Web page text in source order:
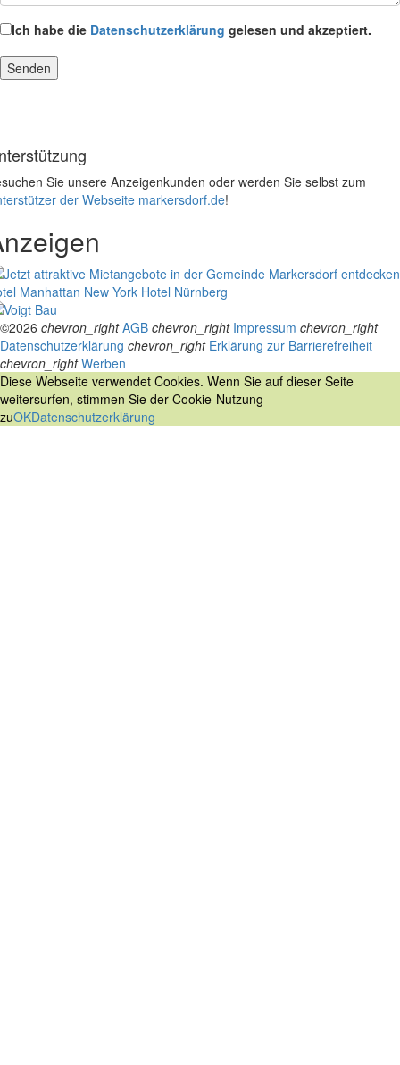
Ich habe die Datenschutzerklärung gelesen und akzeptiert.
Sie unsere Anzeigenkunden oder werden Sie selbst zum
der Webseite markersdorf.de!
Manhattan New York Hotel Nürnberg
©2026 chevron_right AGB chevron_right Impressum chevron_right
Datenschutzerklärung chevron_right Erklärung zur Barrierefreiheit
chevron_right Werben
Diese Webseite verwendet Cookies. Wenn Sie auf dieser Seite
weitersurfen, stimmen Sie der Cookie-Nutzung
zuOKDatenschutzerklärung